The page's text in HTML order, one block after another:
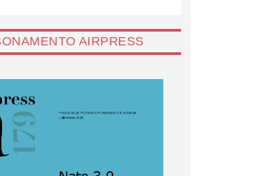
AIRPRESS